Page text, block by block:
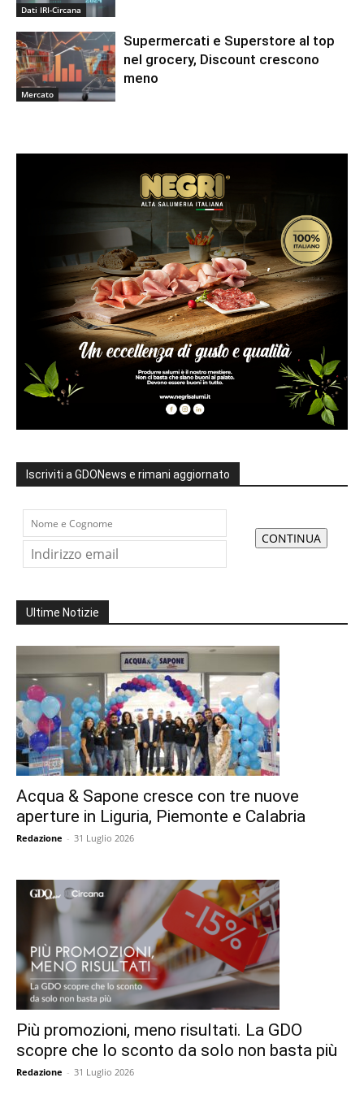
Dati IRI-Circana
Mercato
Supermercati e Superstore al top
nel grocery, Discount crescono
meno
Iscriviti a GDONews e rimani aggiornato
Ultime Notizie
Acqua & Sapone cresce con tre nuove
aperture in Liguria, Piemonte e Calabria
Redazione - 31 Luglio 2026
Più promozioni, meno risultati. La GDO
scopre che lo sconto da solo non basta più
Redazione - 31 Luglio 2026